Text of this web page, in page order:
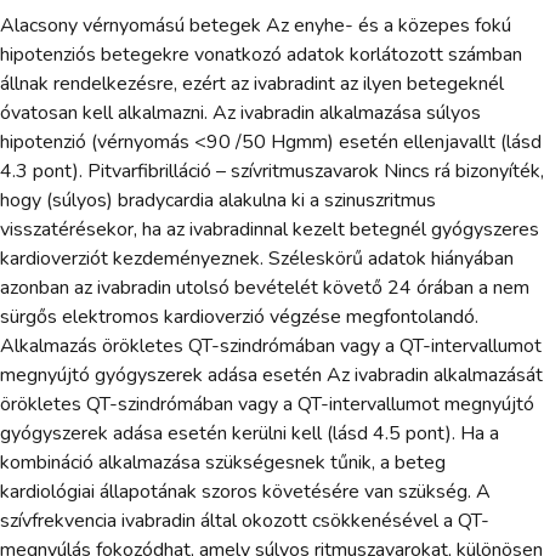
Alacsony vérnyomású betegek Az enyhe- és a közepes fokú
hipotenziós betegekre vonatkozó adatok korlátozott számban
állnak rendelkezésre, ezért az ivabradint az ilyen betegeknél
óvatosan kell alkalmazni. Az ivabradin alkalmazása súlyos
hipotenzió (vérnyomás <90 /50 Hgmm) esetén ellenjavallt (lásd
4.3 pont). Pitvarfibrilláció – szívritmuszavarok Nincs rá bizonyíték,
hogy (súlyos) bradycardia alakulna ki a szinuszritmus
visszatérésekor, ha az ivabradinnal kezelt betegnél gyógyszeres
kardioverziót kezdeményeznek. Széleskörű adatok hiányában
azonban az ivabradin utolsó bevételét követő 24 órában a nem
sürgős elektromos kardioverzió végzése megfontolandó.
Alkalmazás örökletes QT-szindrómában vagy a QT-intervallumot
megnyújtó gyógyszerek adása esetén Az ivabradin alkalmazását
örökletes QT-szindrómában vagy a QT-intervallumot megnyújtó
gyógyszerek adása esetén kerülni kell (lásd 4.5 pont). Ha a
kombináció alkalmazása szükségesnek tűnik, a beteg
kardiológiai állapotának szoros követésére van szükség. A
szívfrekvencia ivabradin által okozott csökkenésével a QT-
megnyúlás fokozódhat, amely súlyos ritmuszavarokat, különösen